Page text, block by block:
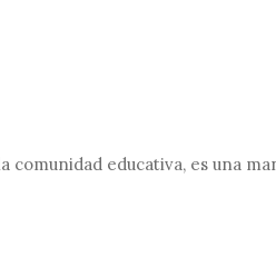
educativa, es una